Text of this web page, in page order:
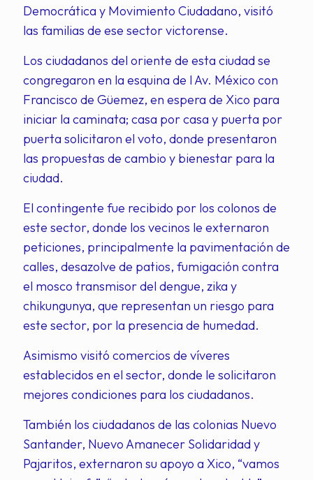
Democrática y Movimiento Ciudadano, visitó
las familias de ese sector victorense.
Los ciudadanos del oriente de esta ciudad se
congregaron en la esquina de l Av. México con
Francisco de Güemez, en espera de Xico para
iniciar la caminata; casa por casa y puerta por
puerta solicitaron el voto, donde presentaron
las propuestas de cambio y bienestar para la
ciudad.
El contingente fue recibido por los colonos de
este sector, donde los vecinos le externaron
peticiones, principalmente la pavimentación de
calles, desazolve de patios, fumigación contra
el mosco transmisor del dengue, zika y
chikungunya, que representan un riesgo para
este sector, por la presencia de humedad.
Asimismo visitó comercios de víveres
establecidos en el sector, donde le solicitaron
mejores condiciones para los ciudadanos.
También los ciudadanos de las colonias Nuevo
Santander, Nuevo Amanecer Solidaridad y
Pajaritos, externaron su apoyo a Xico, “vamos